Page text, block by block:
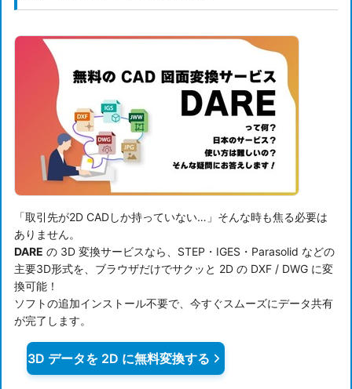
「取引先が2D CADしか持っていない…」そんな時も焦る必要は
ありません。
DARE の 3D 変換サービスなら、STEP・IGES・Parasolid などの
主要3D形式を、ブラウザだけでサクッと 2D の DXF / DWG に変
換可能！
ソフトの追加インストール不要で、今すぐスムーズにデータ共有
が完了します。
3D データを 2D に無料変換する